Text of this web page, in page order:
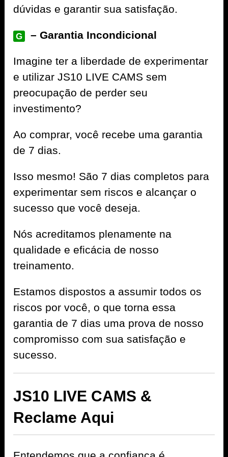
dúvidas e garantir sua satisfação.
G – Garantia Incondicional
Imagine ter a liberdade de experimentar
e utilizar JS10 LIVE CAMS sem
preocupação de perder seu
investimento?
Ao comprar, você recebe uma garantia
de 7 dias.
Isso mesmo! São 7 dias completos para
experimentar sem riscos e alcançar o
sucesso que você deseja.
Nós acreditamos plenamente na
qualidade e eficácia de nosso
treinamento.
Estamos dispostos a assumir todos os
riscos por você, o que torna essa
garantia de 7 dias uma prova de nosso
compromisso com sua satisfação e
sucesso.
JS10 LIVE CAMS &
Reclame Aqui